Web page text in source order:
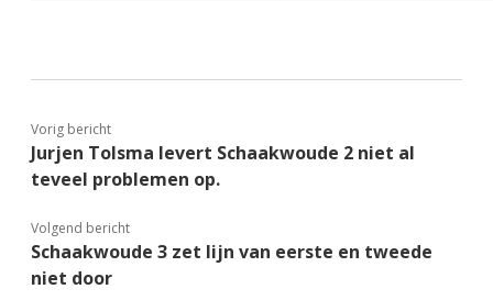
Vorig bericht
Jurjen Tolsma levert Schaakwoude 2 niet al
teveel problemen op.
Volgend bericht
Schaakwoude 3 zet lijn van eerste en tweede
niet door